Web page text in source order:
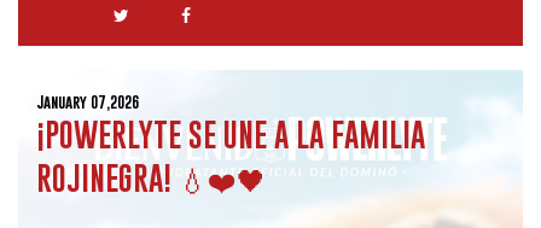
January 07,2026
¡POWERLYTE SE UNE A LA FAMILIA
ROJINEGRA! 💧❤️🖤